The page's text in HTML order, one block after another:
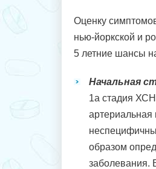
Оценку
нью-йоркской и
5 летние шансы
Начальная
1а стадия
артериальная
образом
заболевания.